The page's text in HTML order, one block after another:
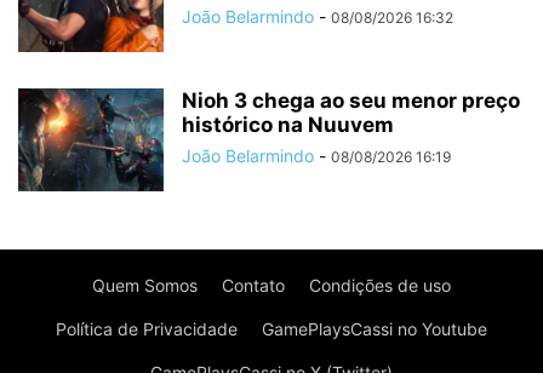
João Belarmindo - 08/08/2026 16:32
Nioh 3 chega ao seu menor preço
histórico na Nuuvem
João Belarmindo - 08/08/2026 16:19
Quem Somos Contato Condições de uso
Política de Privacidade GamePlaysCassi no Youtube